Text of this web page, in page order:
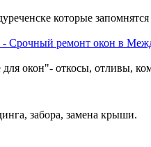
которые
Срочный ремонт окон в
окон"- откосы, отливы,
забора, замена крыши.